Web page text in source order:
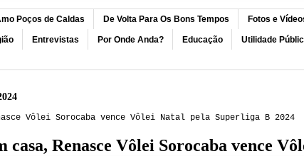
Poços de Caldas De Volta Para Os Bons Tempos Fotos e
Entrevistas Por Onde Anda? Educação Utilidade
Vôlei Sorocaba vence Vôlei Natal pela Superliga B 2024
casa, Renasce Vôlei Sorocaba vence